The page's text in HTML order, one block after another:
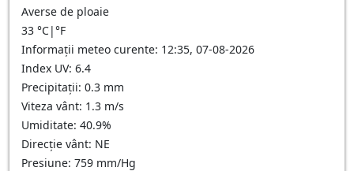
Averse de ploaie
33 °C|°F
Informații meteo curente: 12:35, 07-08-2026
Index UV: 6.4
Precipitații: 0.3 mm
Viteza vânt: 1.3 m/s
Umiditate: 40.9%
Direcție vânt: NE
Presiune: 759 mm/Hg